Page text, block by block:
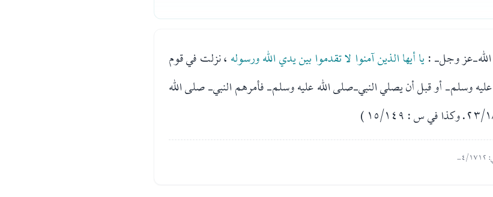
عز وجل- : يا أيها الذين آمنوا لا تقدموا بين يدي الله ورسوله ، نزلت في قوم
وسلم- أو قبل أن يصلي النبي-صلى الله عليه وسلم- فأمرهم النبي- صلى الله